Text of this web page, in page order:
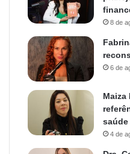
8 de
6 de
Maiza
4 de